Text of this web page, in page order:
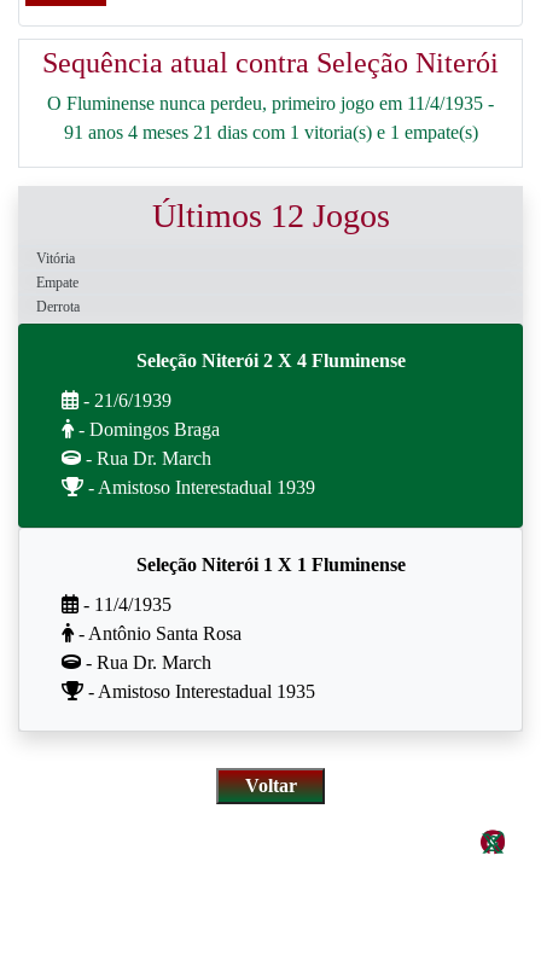
Sequência atual contra Seleção Niterói
O Fluminense nunca perdeu, primeiro jogo em 11/4/1935 -
91 anos 4 meses 21 dias com 1 vitoria(s) e 1 empate(s)
Últimos 12 Jogos
Vitória
Empate
Derrota
Seleção Niterói 2 X 4 Fluminense
- 21/6/1939
- Domingos Braga
- Rua Dr. March
- Amistoso Interestadual 1939
Seleção Niterói 1 X 1 Fluminense
- 11/4/1935
- Antônio Santa Rosa
- Rua Dr. March
- Amistoso Interestadual 1935